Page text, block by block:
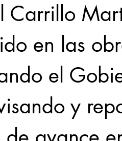
Carrillo
en las
el
y